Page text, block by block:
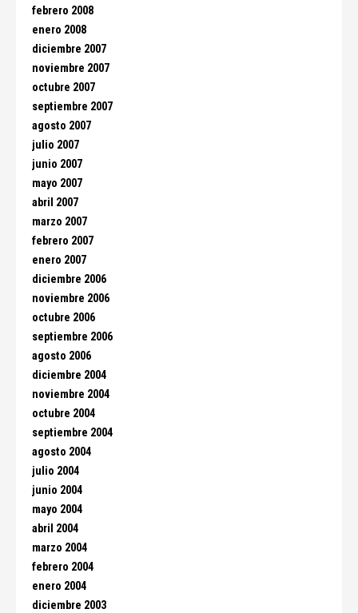
febrero 2008
enero 2008
diciembre 2007
noviembre 2007
octubre 2007
septiembre 2007
agosto 2007
julio 2007
junio 2007
mayo 2007
abril 2007
marzo 2007
febrero 2007
enero 2007
diciembre 2006
noviembre 2006
octubre 2006
septiembre 2006
agosto 2006
diciembre 2004
noviembre 2004
octubre 2004
septiembre 2004
agosto 2004
julio 2004
junio 2004
mayo 2004
abril 2004
marzo 2004
febrero 2004
enero 2004
diciembre 2003